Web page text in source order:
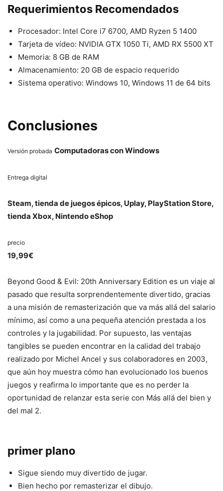
Requerimientos Recomendados
Procesador: Intel Core i7 6700, AMD Ryzen 5 1400
Tarjeta de vídeo: NVIDIA GTX 1050 Ti, AMD RX 5500 XT
Memoria: 8 GB de RAM
Almacenamiento: 20 GB de espacio requerido
Sistema operativo: Windows 10, Windows 11 de 64 bits
Conclusiones
Versión probada Computadoras con Windows
Entrega digital
Steam, tienda de juegos épicos, Uplay, PlayStation Store,
tienda Xbox, Nintendo eShop
precio
19,99€
Beyond Good & Evil: 20th Anniversary Edition es un viaje al
pasado que resulta sorprendentemente divertido, gracias
a una misión de remasterización que va más allá del salario
mínimo, así como a una pequeña atención prestada a los
controles y la jugabilidad. Por supuesto, las ventajas
tangibles se pueden encontrar en la calidad del trabajo
realizado por Michel Ancel y sus colaboradores en 2003,
que aún hoy muestra cómo han evolucionado los buenos
juegos y reafirma lo importante que es no perder la
oportunidad de relanzar esta serie con Más allá del bien y
del mal 2.
primer plano
Sigue siendo muy divertido de jugar.
Bien hecho por remasterizar el dibujo.